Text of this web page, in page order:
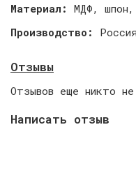
Материал: МДФ, шпон,
Производство:
Россия
Отзывы
Отзывов еще никто не
Написать отзыв